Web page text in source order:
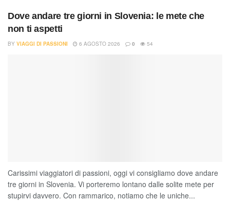
Dove andare tre giorni in Slovenia: le mete che
non ti aspetti
BY VIAGGI DI PASSIONI 6 AGOSTO 2026 0 54
Carissimi viaggiatori di passioni, oggi vi consigliamo dove andare
tre giorni in Slovenia. Vi porteremo lontano dalle solite mete per
stupirvi davvero. Con rammarico, notiamo che le uniche...